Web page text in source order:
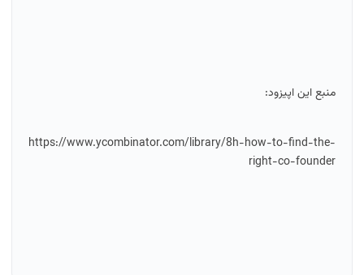
منبع این اپیزود:
https://www.ycombinator.com/library/8h-how-to-find-the-
right-co-founder